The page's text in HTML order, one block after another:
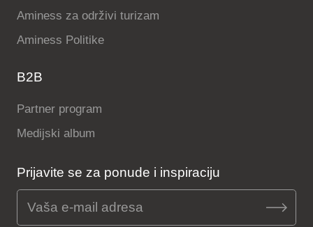
Aminess za održivi turizam
Aminess Politike
B2B
Partner program
Medijski album
Prijavite se za ponude i inspiraciju